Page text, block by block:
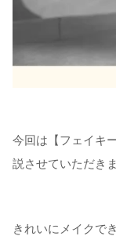
今回は【フェイキ
説させていただき
きれいにメイクで